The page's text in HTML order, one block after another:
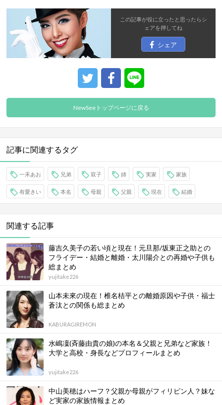
この記事が役に立ったと思ったらシ
ェアを押してね
シェア
NewSeeトップページに戻る
記事に関連するタグ
一禾あお 兄弟 双子 姉 実家 家族
有愛きい 本名 母親 父親 現在 結婚
関連する記事
藤吉久美子の若い頃と現在！元旦那/坂東正之助との
フライデー・結婚と離婚・太川陽介との再婚や子供も
総まとめ
yujitake226
山本未來の現在！椎名桔平との離婚原因や子供・福士
蒼汰との関係も総まとめ
KABURAGIREMON
水嶋凜(斉藤由貴の娘)の本名＆父親と兄弟など家族！
大学と高校・身長などプロフィールまとめ
yujitake226
中山美穂はハーフ？父親か母親がフィリピン人？妹な
ど実家の家族情報まとめ